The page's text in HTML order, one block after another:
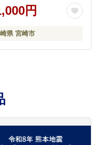
り物 九州産 鰻楽
円
県 宮崎市